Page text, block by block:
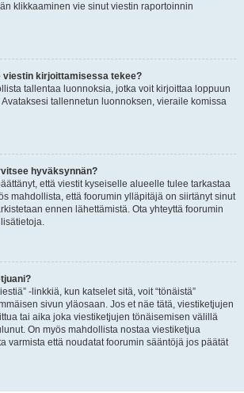
klikkaaminen vie sinut viestin raportoinnin
viestin kirjoittamisessa tekee?
tallentaa luonnoksia, jotka voit kirjoittaa loppuun
tallennetun luonnoksen, vieraile komissa
hyväksynnän?
että viestit kyseiselle alueelle tulee tarkastaa
mahdollista, että foorumin ylläpitäjä on siirtänyt sinut
ennen lähettämistä. Ota yhteyttä foorumin
-linkkiä, kun katselet sitä, voit “tönäistä”
sivun yläosaan. Jos et näe tätä, viestiketjujen
tai aika joka viestiketjujen tönäisemisen välillä
On myös mahdollista nostaa viestiketjua
varmista että noudatat foorumin sääntöjä jos päätät